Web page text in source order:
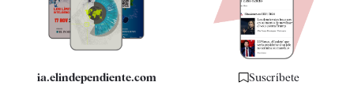
Especificaciones
ia.elindependiente.com Suscríbete